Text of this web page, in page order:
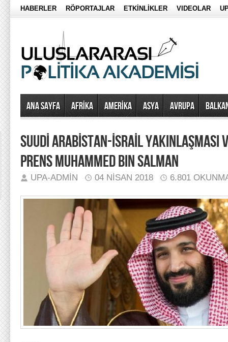
HABERLER RÖPORTAJLAR ETKİNLİKLER VIDEOLAR
Ana Sayfa AFRİKA AMERİKA ASYA AVRUPA
SUUDİ ARABİSTAN-İSRAİL YAKINLAŞMASI
PRENS MUHAMMED BIN SALMAN
UPA-ADMIN 04 NISAN 2018 6.801